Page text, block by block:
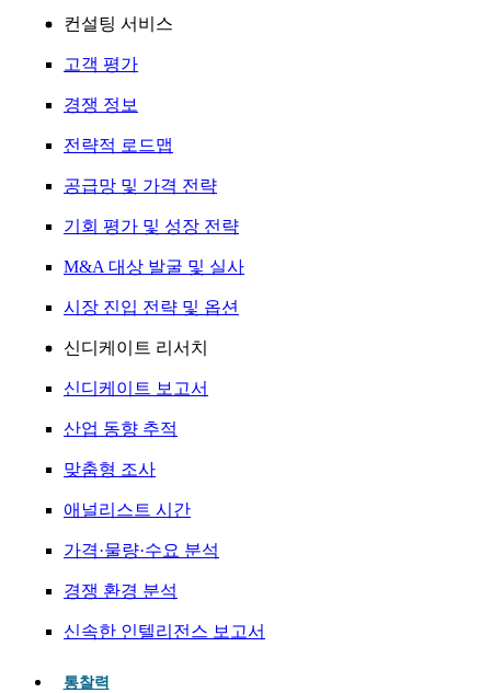
컨설팅 서비스
고객 평가
경쟁 정보
전략적 로드맵
공급망 및 가격 전략
기회 평가 및 성장 전략
M&A 대상 발굴 및 실사
시장 진입 전략 및 옵션
신디케이트 리서치
신디케이트 보고서
산업 동향 추적
맞춤형 조사
애널리스트 시간
가격·물량·수요 분석
경쟁 환경 분석
신속한 인텔리전스 보고서
통찰력